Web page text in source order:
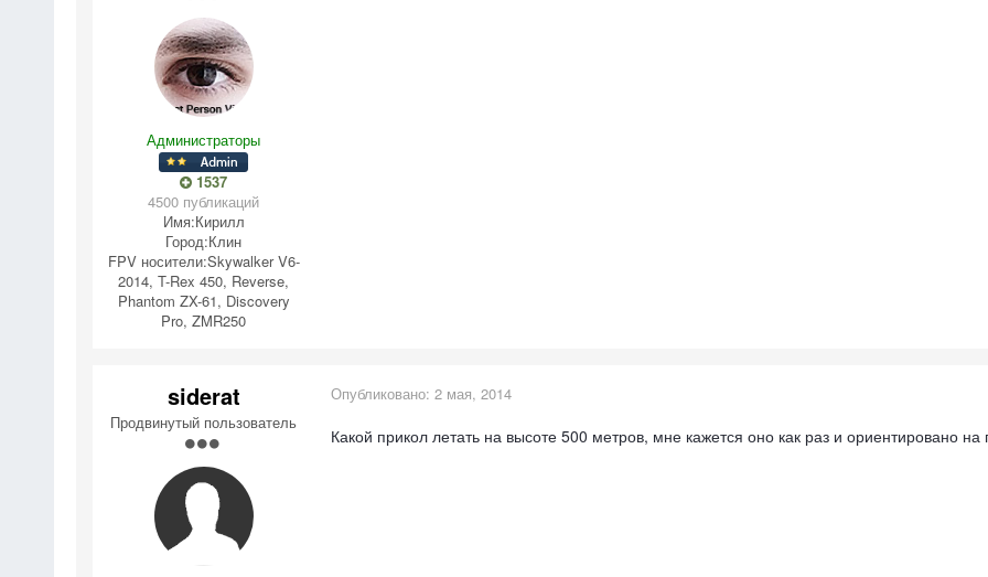
Администраторы
1537
4500 публикаций
Имя:Кирилл
Город:Клин
FPV носители:Skywalker V6-
2014, T-Rex 450, Reverse,
Phantom ZX-61, Discovery
Pro, ZMR250
siderat
Продвинутый пользователь
Опубликовано: 2 мая, 2014
Какой прикол летать на высоте 500 метров, мне кажется оно как раз и ориентировано